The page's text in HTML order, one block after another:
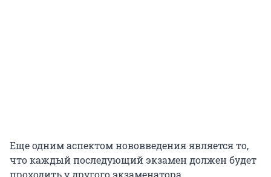
Еще одним аспектом нововведения является то,
что каждый последующий экзамен должен будет
проходить у другого экзаменатора.